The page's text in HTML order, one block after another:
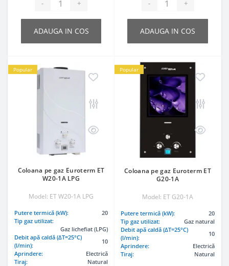
- +
ADAUGA IN COS
- +
ADAUGA IN COS
Popular
Coloana pe gaz Euroterm ET
W20-1A LPG
Model: ET W20-1A LPG
Putere termică (kW):
20
Tip gaz utilizat:
Gaz lichefiat (LPG)
Debit apă caldă (ΔT=25°C)
(l/min):
10
Aprindere:
Electrică
Tiraj:
Natural
Popular
Coloana pe gaz Euroterm ET
G20-1A
Model: ET G20-1A
Putere termică (kW):
20
Tip gaz utilizat:
Gaz natural
Debit apă caldă (ΔT=25°C)
(l/min):
10
Aprindere:
Electrică
Tiraj:
Natural